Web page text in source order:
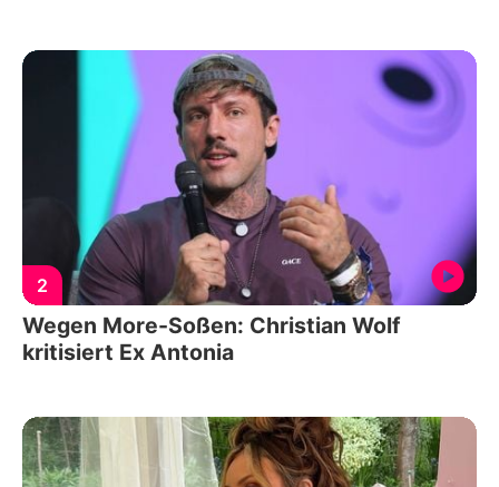
2
Wegen More-Soßen: Christian Wolf
kritisiert Ex Antonia